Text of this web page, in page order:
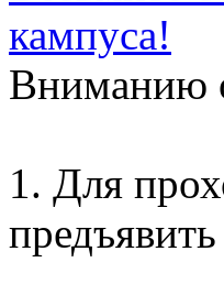
кампуса!
Вниманию
1. Для